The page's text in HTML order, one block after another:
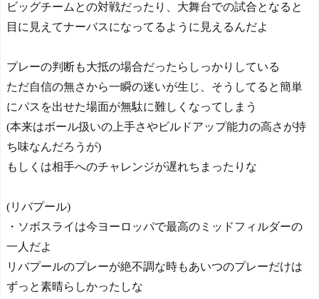
ビッグチームとの対戦だったり、大舞台での試合となると
目に見えてナーバスになってるように見えるんだよ
プレーの判断も大抵の場合だったらしっかりしている
ただ自信の無さから一瞬の迷いが生じ、そうしてると簡単
にパスを出せた場面が無駄に難しくなってしまう
(本来はボール扱いの上手さやビルドアップ能力の高さが持
ち味なんだろうが)
もしくは相手へのチャレンジが遅れちまったりな
(リバプール)
・ソボスライは今ヨーロッパで最高のミッドフィルダーの
一人だよ
リバプールのプレーが絶不調な時もあいつのプレーだけは
ずっと素晴らしかったしな